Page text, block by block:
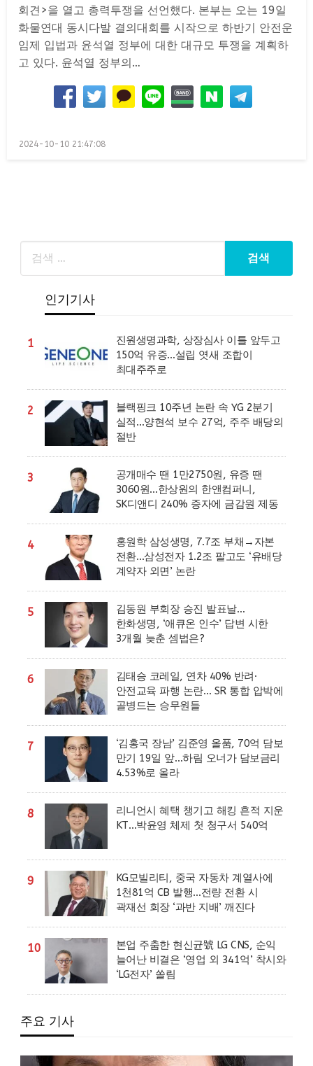
회견>을 열고 총력투쟁을 선언했다. 본부는 오는 19일
화물연대 동시다발 결의대회를 시작으로 하반기 안전운
임제 입법과 윤석열 정부에 대한 대규모 투쟁을 계획하
고 있다. 윤석열 정부의…
Posted
2024-10-10 21:47:08
인기기사
1
진원생명과학, 상장심사 이틀 앞두고
150억 유증…설립 엿새 조합이
최대주주로
2
블랙핑크 10주년 논란 속 YG 2분기
실적…양현석 보수 27억, 주주 배당의
절반
3
공개매수 땐 1만2750원, 유증 땐
3060원…한상원의 한앤컴퍼니,
SK디앤디 240% 증자에 금감원 제동
4
홍원학 삼성생명, 7.7조 부채→자본
전환…삼성전자 1.2조 팔고도 ‘유배당
계약자 외면’ 논란
5
김동원 부회장 승진 발표날…
한화생명, ‘애큐온 인수’ 답변 시한
3개월 늦춘 셈법은?
6
김태승 코레일, 연차 40% 반려·
안전교육 파행 논란… SR 통합 압박에
골병드는 승무원들
7
‘김홍국 장남’ 김준영 올품, 70억 담보
만기 19일 앞…하림 오너가 담보금리
4.53%로 올라
8
리니언시 혜택 챙기고 해킹 흔적 지운
KT…박윤영 체제 첫 청구서 540억
9
KG모빌리티, 중국 자동차 계열사에
1천81억 CB 발행…전량 전환 시
곽재선 회장 ‘과반 지배’ 깨진다
10
본업 주춤한 현신균號 LG CNS, 순익
늘어난 비결은 ‘영업 외 341억’ 착시와
‘LG전자’ 쏠림
주요 기사